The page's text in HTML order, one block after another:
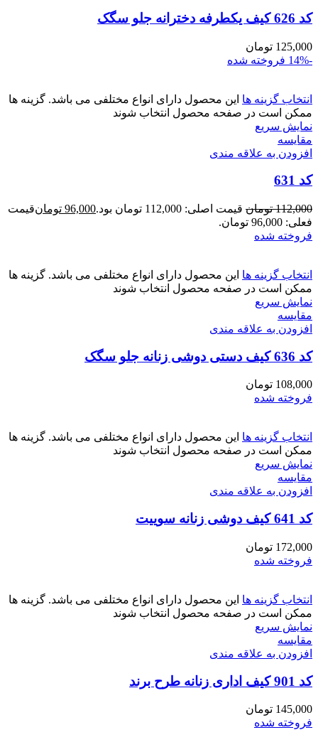
کد 626 کیف یکطرفه دخترانه جلو سگک
125,000 تومان
-14%
فروخته شده
انتخاب گزینه ها این محصول دارای انواع مختلفی می باشد. گزینه ها
ممکن است در صفحه محصول انتخاب شوند
نمایش سریع
مقايسه
افزودن به علاقه مندی
کد 631
112,000 تومان قیمت اصلی: 112,000 تومان بود. 96,000 تومانقیمت
فعلی: 96,000 تومان.
فروخته شده
انتخاب گزینه ها این محصول دارای انواع مختلفی می باشد. گزینه ها
ممکن است در صفحه محصول انتخاب شوند
نمایش سریع
مقايسه
افزودن به علاقه مندی
کد 636 کیف دستی دوشی زنانه جلو سگک
108,000 تومان
فروخته شده
انتخاب گزینه ها این محصول دارای انواع مختلفی می باشد. گزینه ها
ممکن است در صفحه محصول انتخاب شوند
نمایش سریع
مقايسه
افزودن به علاقه مندی
کد 641 کیف دوشی زنانه سوییت
172,000 تومان
فروخته شده
انتخاب گزینه ها این محصول دارای انواع مختلفی می باشد. گزینه ها
ممکن است در صفحه محصول انتخاب شوند
نمایش سریع
مقايسه
افزودن به علاقه مندی
کد 901 کیف اداری زنانه طرح برند
145,000 تومان
فروخته شده